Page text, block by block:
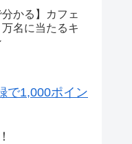
分かる】カフェ
名に当たるキ